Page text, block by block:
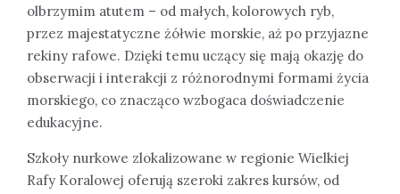
olbrzymim atutem – od małych, kolorowych ryb,
przez majestatyczne żółwie morskie, aż po przyjazne
rekiny rafowe. Dzięki temu uczący się mają okazję do
obserwacji i interakcji z różnorodnymi formami życia
morskiego, co znacząco wzbogaca doświadczenie
edukacyjne.
Szkoły nurkowe zlokalizowane w regionie Wielkiej
Rafy Koralowej oferują szeroki zakres kursów, od